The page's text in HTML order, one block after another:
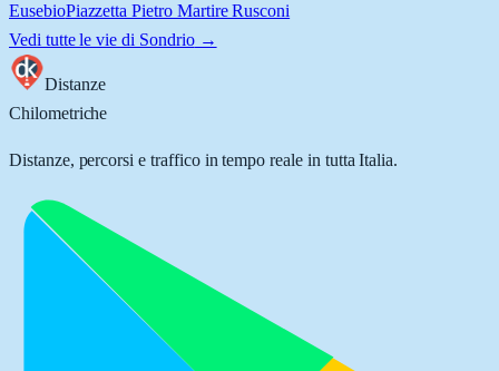
EusebioPiazzetta Pietro Martire Rusconi
Vedi tutte le vie di Sondrio→
Distanze
Chilometriche
Distanze, percorsi e traffico in tempo reale in tutta Italia.